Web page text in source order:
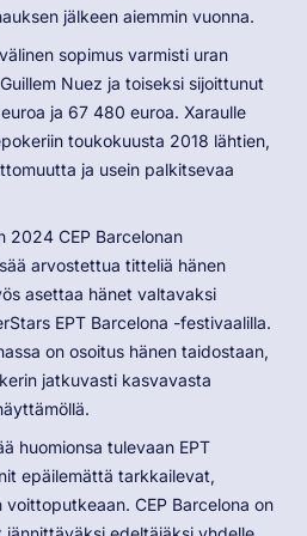
jälkeen aiemmin vuonna.
sopimus varmisti uran
Nuez ja toiseksi sijoittunut
ja 67 480 euroa. Xaraulle
toukokuusta 2018 lähtien,
ja usein palkitsevaa
2024 CEP Barcelonan
arvostettua titteliä hänen
asettaa hänet valtavaksi
EPT Barcelona -festivaalilla.
on osoitus hänen taidostaan,
jatkuvasti kasvavasta
huomionsa tulevaan EPT
epäilemättä tarkkailevat,
CEP Barcelona on